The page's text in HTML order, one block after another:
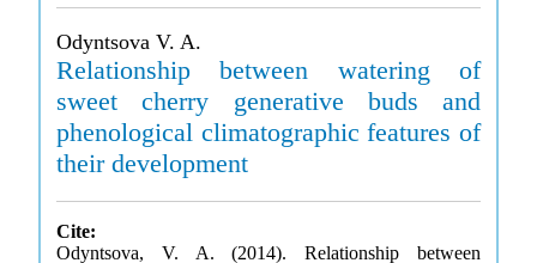
Odyntsova V. A.
Relationship between watering of
sweet cherry generative buds and
phenological climatographic features of
their development
Cite:
Odyntsova, V. A. (2014). Relationship between